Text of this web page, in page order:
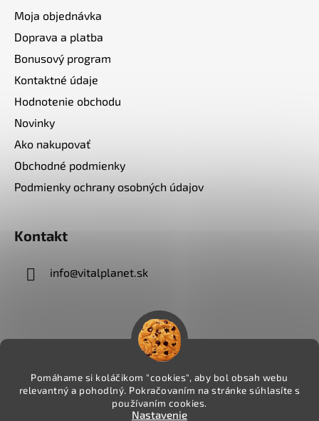
Pomáhame si koláčikom "cookies", aby bol obsah webu
relevantný a pohodlný. Pokračovaním na stránke súhlasíte s
používaním cookies.
Nastavenie
Moja objednávka
Doprava a platba
Bonusový program
Kontaktné údaje
Hodnotenie obchodu
Novinky
Ako nakupovať
Obchodné podmienky
Podmienky ochrany osobných údajov
Kontakt
info@vitalplanet.sk